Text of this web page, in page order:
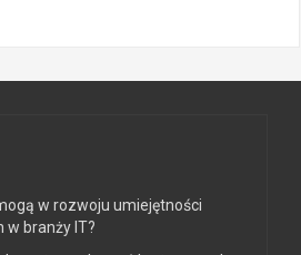
w rozwoju umiejętności
w branży IT?